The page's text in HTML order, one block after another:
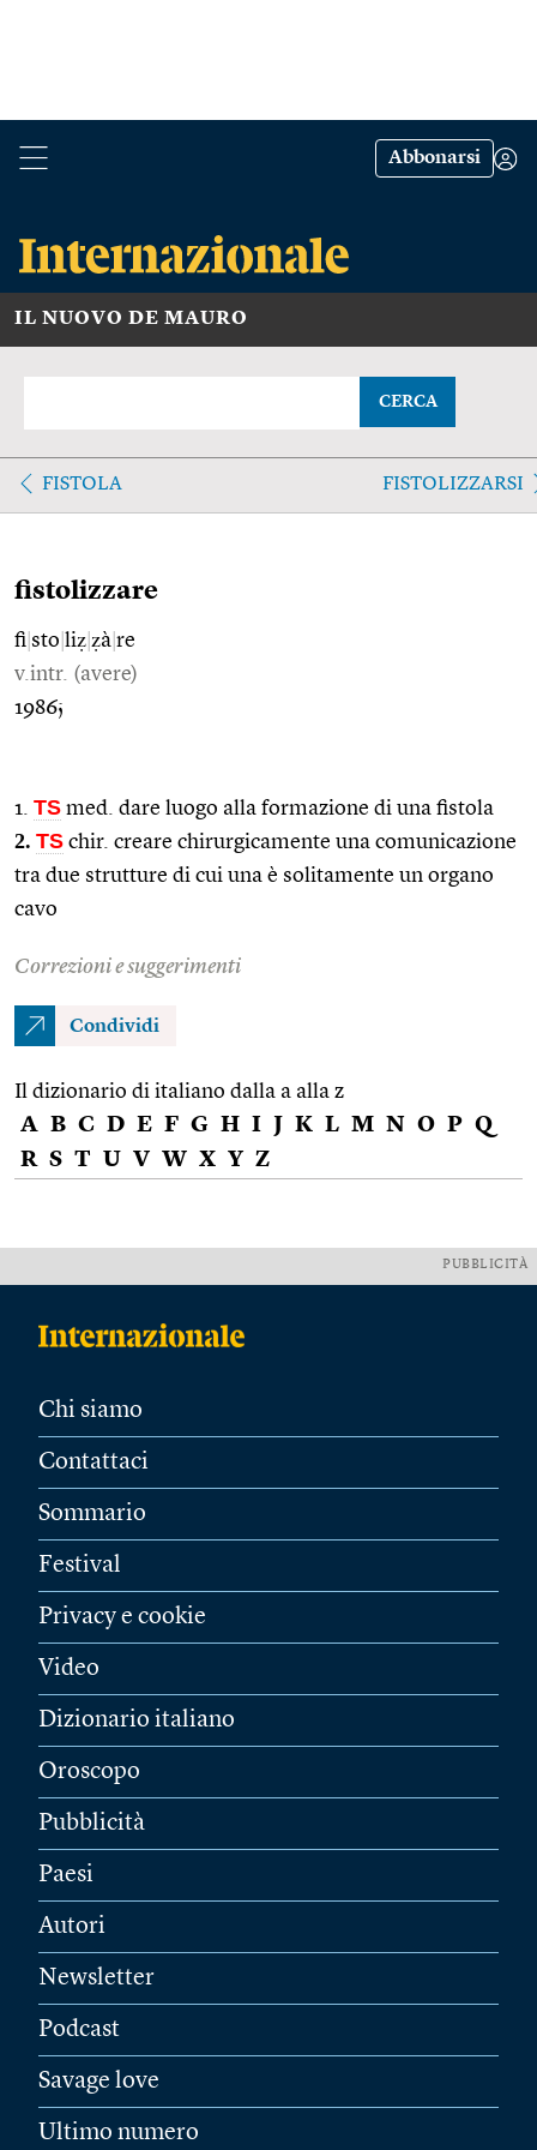
Abbonarsi
IL NUOVO DE MAURO
CERCA
FISTOLA FISTOLIZZARSI
fistolizzare
fi sto liẓ ẓà re
v.intr. (avere)
1986;
1. TS med. dare luogo alla formazione di una fistola
2. TS chir. creare chirurgicamente una comunicazione
tra due strutture di cui una è solitamente un organo
cavo
Correzioni e suggerimenti
Condividi
Il dizionario di italiano dalla a alla z
A B C D E F G H I J K L M N O P Q
R S T U V W X Y Z
PUBBLICITÀ
Chi siamo
Contattaci
Sommario
Festival
Privacy e cookie
Video
Dizionario italiano
Oroscopo
Pubblicità
Paesi
Autori
Newsletter
Podcast
Savage love
Ultimo numero